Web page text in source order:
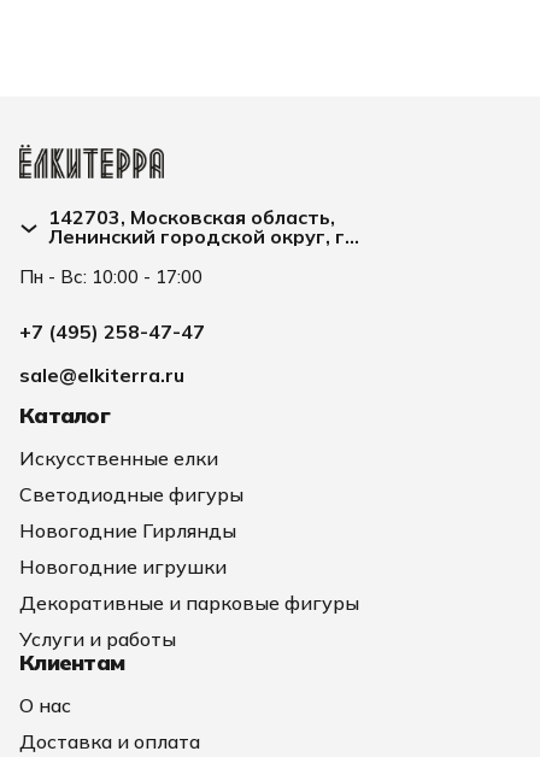
142703, Московская область,
Ленинский городской округ, г
Пн - Вс: 10:00 - 17:00
+7 (495) 258-47-47
sale@elkiterra.ru
Каталог
Искусственные елки
Светодиодные фигуры
Новогодние Гирлянды
Новогодние игрушки
Декоративные и парковые фигуры
Услуги и работы
Клиентам
О нас
Доставка и оплата